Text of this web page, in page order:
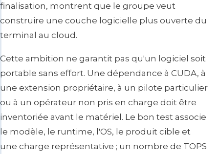
finalisation, montrent que le groupe veut
construire une couche logicielle plus ouverte du
terminal au cloud.
Cette ambition ne garantit pas qu'un logiciel soit
portable sans effort. Une dépendance à CUDA, à
une extension propriétaire, à un pilote particulier
ou à un opérateur non pris en charge doit être
inventoriée avant le matériel. Le bon test associe
le modèle, le runtime, l'OS, le produit cible et
une charge représentative ; un nombre de TOPS